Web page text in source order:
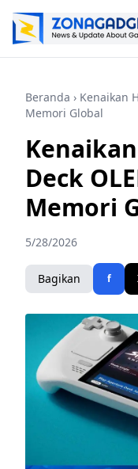
Beranda › Kenaikan
Memori Global
Deck
Memori
5/28/2026
Bagikan f